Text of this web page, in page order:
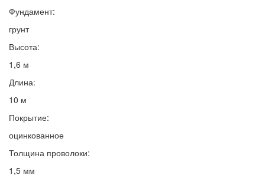
Фундамент:
грунт
Высота:
1,6 м
Длина:
10 м
Покрытие:
оцинкованное
Толщина проволоки:
1,5 мм